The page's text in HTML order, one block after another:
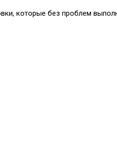
которые без проблем